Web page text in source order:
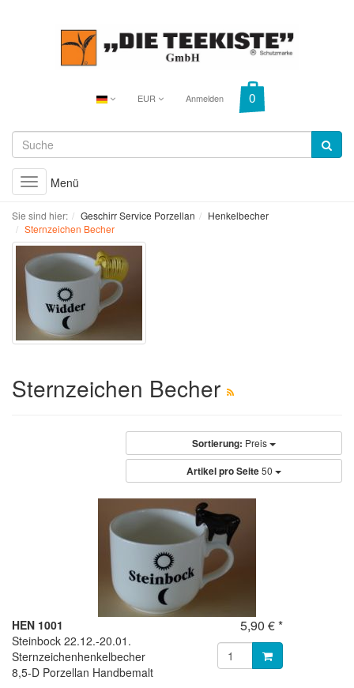
EUR Anmelden
Toggle
navigation
Menü
Sie sind hier: Geschirr Service Porzellan
Henkelbecher
Sternzeichen Becher
Sternzeichen Becher
Sortierung: Preis
Artikel pro Seite50
HEN 1001
Steinbock 22.12.-20.01.
Sternzeichenhenkelbecher
8,5-D Porzellan Handbemalt
5,90 € *